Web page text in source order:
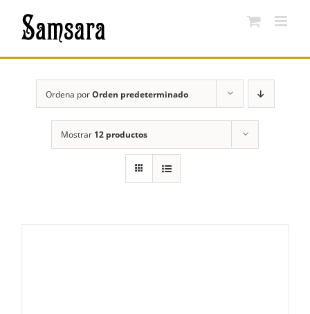
contenido
Ordena porOrden predeterminado
Mostrar 12 productos